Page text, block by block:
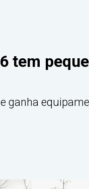
tem
ganha